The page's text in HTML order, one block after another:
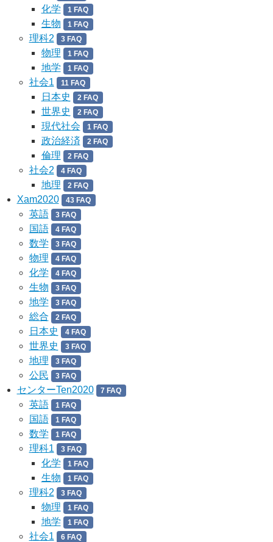
化学 1 FAQ
生物 1 FAQ
理科2 3 FAQ
物理 1 FAQ
地学 1 FAQ
社会1 11 FAQ
日本史 2 FAQ
世界史 2 FAQ
現代社会 1 FAQ
政治経済 2 FAQ
倫理 2 FAQ
社会2 4 FAQ
地理 2 FAQ
Xam2020 43 FAQ
英語 3 FAQ
国語 4 FAQ
数学 3 FAQ
物理 4 FAQ
化学 4 FAQ
生物 3 FAQ
地学 3 FAQ
総合 2 FAQ
日本史 4 FAQ
世界史 3 FAQ
地理 3 FAQ
公民 3 FAQ
センターTen2020 7 FAQ
英語 1 FAQ
国語 1 FAQ
数学 1 FAQ
理科1 3 FAQ
化学 1 FAQ
生物 1 FAQ
理科2 3 FAQ
物理 1 FAQ
地学 1 FAQ
社会1 6 FAQ